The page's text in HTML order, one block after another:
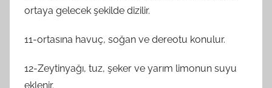
ortaya gelecek şekilde dizilir.
11-ortasına havuç, soğan ve dereotu konulur.
12-Zeytinyağı, tuz, şeker ve yarım limonun suyu
eklenir.